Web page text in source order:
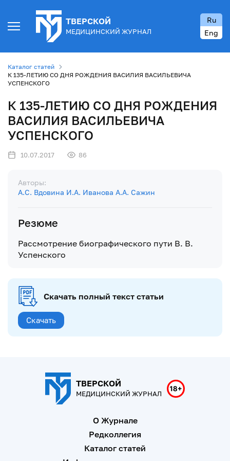
ТВЕРСКОЙ
МЕДИЦИНСКИЙ ЖУРНАЛ
Ru
Eng
Каталог статей
К 135-ЛЕТИЮ СО ДНЯ РОЖДЕНИЯ ВАСИЛИЯ ВАСИЛЬЕВИЧА
УСПЕНСКОГО
К 135-ЛЕТИЮ СО ДНЯ РОЖДЕНИЯ
ВАСИЛИЯ ВАСИЛЬЕВИЧА
УСПЕНСКОГО
10.07.2017 86
Авторы:
А.С. Вдовина И.А. Иванова А.А. Сажин
Резюме
Рассмотрение биографического пути В. В.
Успенского
Скачать полный текст статьи
Скачать
ТВЕРСКОЙ
МЕДИЦИНСКИЙ ЖУРНАЛ
О Журнале
Редколлегия
Каталог статей